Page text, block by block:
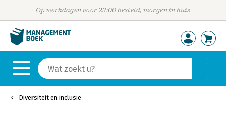
Op werkdagen voor 23:00 besteld, morgen in huis
Diversiteit en inclusie